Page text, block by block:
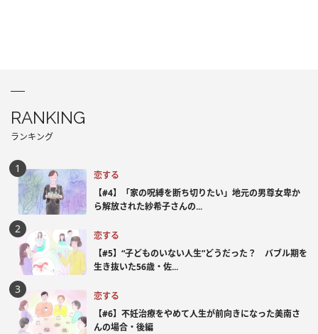
RANKING
ランキング
恋する
【#4】「家の呪縛を断ち切りたい」地元の男尊女卑か
ら解放された紗希子さんの...
恋する
【#5】“子どものいない人生”どうだった？ バブル期を
生き抜いた56歳・佐...
恋する
【#6】不妊治療をやめて人生が前向きになった美南さ
んの場合・後編